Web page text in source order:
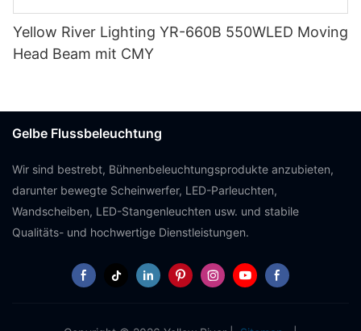
Yellow River Lighting YR-660B 550WLED Moving
Head Beam mit CMY
Gelbe Flussbeleuchtung
Wir sind bestrebt, Bühnenbeleuchtungsprodukte anzubieten,
darunter bewegte Scheinwerfer, LED-Parleuchten,
Wandscheiben, LED-Stangenleuchten usw. und stabile
Qualitäts- und hochwertige Dienstleistungen.